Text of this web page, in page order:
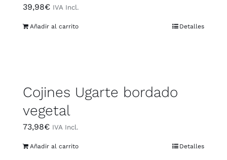
39,98€ IVA Incl.
Añadir al carrito Detalles
Cojines Ugarte bordado
vegetal
73,98€ IVA Incl.
Añadir al carrito Detalles